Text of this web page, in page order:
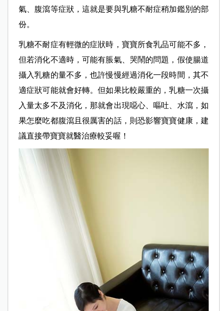
氣、腹瀉等症狀，這就是要與乳糖不耐症稍加鑑別的部
份。
乳糖不耐症有輕微的症狀時，寶寶所食乳品可能不多，
但若消化不適時，可能有脹氣、哭鬧的問題，假使腸道
攝入乳糖的量不多，也許慢慢經過消化一段時間，其不
適症狀可能就會好轉。但如果比較嚴重的，乳糖一次攝
入量太多不及消化，那就會出現噁心、嘔吐、水瀉，如
果怎麼吃都腹瀉且很厲害的話，則恐影響寶寶健康，建
議直接帶寶寶就醫治療較妥喔！